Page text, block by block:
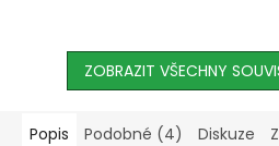
organismům. Obsahuje
více než 12 různých...
ZOBRAZIT VŠECHNY
Popis Podobné (4) Diskuze